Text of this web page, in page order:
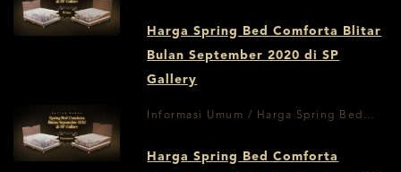
Harga Spring Bed Comforta Blitar
Bulan September 2020 di SP
Gallery
Informasi Umum / Harga Spring Bed
Harga Spring Bed Comforta